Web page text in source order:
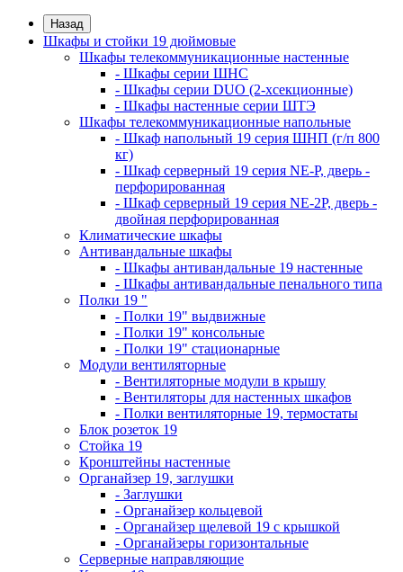
Назад
Шкафы и стойки 19 дюймовые
Шкафы телекоммуникационные настенные
- Шкафы серии ШНС
- Шкафы серии DUO (2-хсекционные)
- Шкафы настенные серии ШТЭ
Шкафы телекоммуникационные напольные
- Шкаф напольный 19 серия ШНП (г/п 800
кг)
- Шкаф серверный 19 серия NE-P, дверь -
перфорированная
- Шкаф серверный 19 серия NE-2P, дверь -
двойная перфорированная
Климатические шкафы
Антивандальные шкафы
- Шкафы антивандальные 19 настенные
- Шкафы антивандальные пенального типа
Полки 19 "
- Полки 19" выдвижные
- Полки 19" консольные
- Полки 19" стационарные
Модули вентиляторные
- Вентиляторные модули в крышу
- Вентиляторы для настенных шкафов
- Полки вентиляторные 19, термостаты
Блок розеток 19
Стойка 19
Кронштейны настенные
Органайзер 19, заглушки
- Заглушки
- Органайзер кольцевой
- Органайзер щелевой 19 с крышкой
- Органайзеры горизонтальные
Серверные направляющие